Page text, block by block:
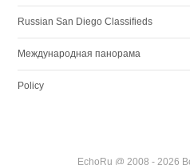
Russian San Diego Classifieds
Международная панорама
Policy
EchoRu @ 2008 - 2026